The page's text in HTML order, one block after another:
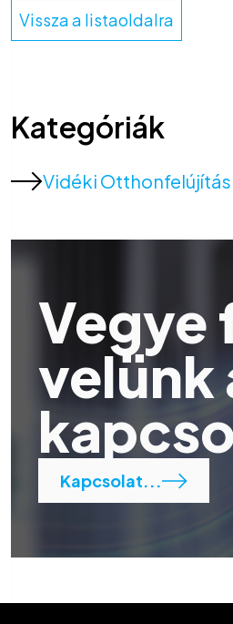
Vissza a listaoldalra
Kategóriák
Vidéki
Vegye
velünk
Kapcsolat...